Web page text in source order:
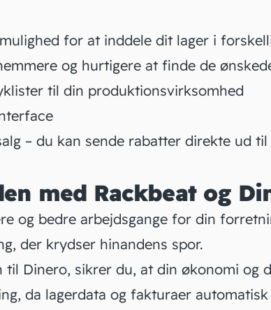
for at inddele dit lager i
og hurtigere at finde de
til din produktionsvirksomhed
– du kan sende rabatter direkte ud
med Rackbeat og
og bedre arbejdsgange for din
der krydser hinandens spor.
til Dinero, sikrer du, at din økonomi og
da lagerdata og fakturaer